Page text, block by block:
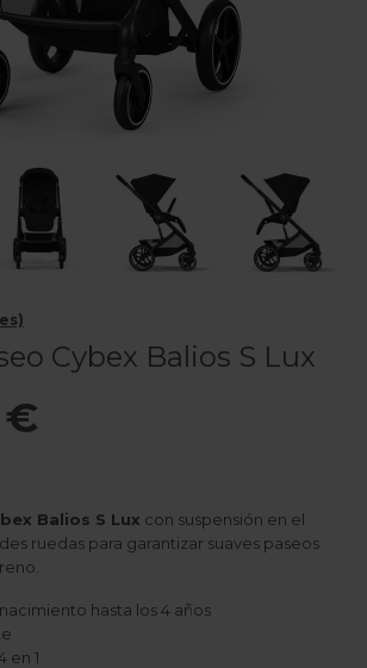
Cybex Balios S Lux
€
Balios S Lux con suspensión en el
ruedas para garantizar suaves paseos
hasta los 4 años
en 1